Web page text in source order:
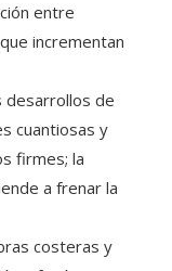
entre
incrementan
desarrollos de
cuantiosas y
firmes; la
a frenar la
costeras y